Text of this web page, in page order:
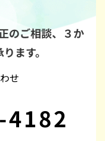
のご相談、 ３か
ます。
せ